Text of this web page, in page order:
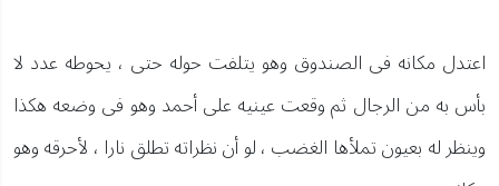
اعتدل مكانه فى الصندوق وهو يتلفت حوله حتى ، يحوطه عدد لا
بأس به من الرجال ثم وقعت عينيه على أحمد وهو فى وضعه هكذا
وينظر له بعيون تملأها الغضب ، لو أن نظراته تطلق نارا ، لأحرقه وهو